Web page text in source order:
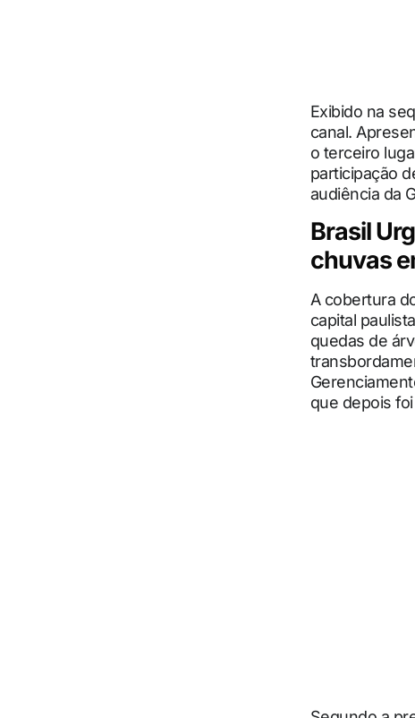
Exibido na
canal.
o terceiro
participação
audiência da
Brasil
chuvas
A cobertura
capital
quedas de
que depois